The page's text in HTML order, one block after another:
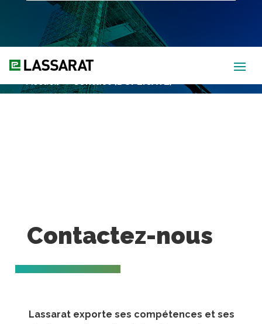
Contact (DUPLICATE)
Accueil→Contact (DUPLICATE)
Contactez-nous
Lassarat exporte ses compétences et ses